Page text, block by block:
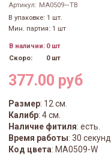
Артикул: MA0509—TB
В упаковке: 1 шт.
Мин. партия: 1 шт
В наличии: 0 шт
Скоро:
0 шт
377.00 руб
Размер: 12 см.
Калибр: 4 см.
Наличие фитиля: есть.
Время работы: 30 секунд.
Код цвета: MA0509-W